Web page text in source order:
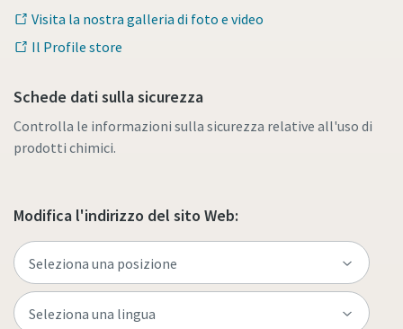
Visita la nostra galleria di foto e video
Il Profile store
Schede dati sulla sicurezza
Controlla le informazioni sulla sicurezza relative all'uso di
prodotti chimici.
Modifica l'indirizzo del sito Web: